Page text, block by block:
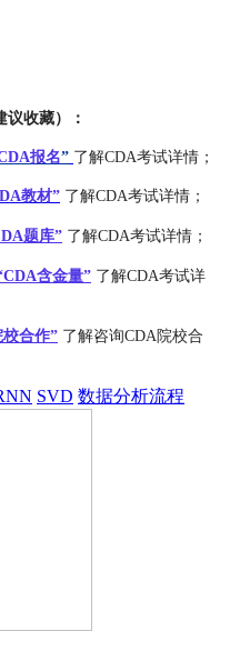
收藏）：
报名” 了解CDA考试详情；
教材” 了解CDA考试详情；
题库” 了解CDA考试详情；
含金量” 了解CDA考试详
校合作” 了解咨询CDA院校合
SVD 数据分析流程